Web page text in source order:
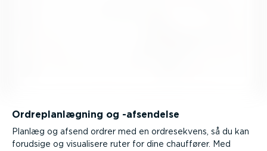
Ordre­plan­lægning og -afsendelse
Planlæg og afsend ordrer med en ordre­se­kvens, så du kan
forudsige og visualisere ruter for dine chauffører. Med